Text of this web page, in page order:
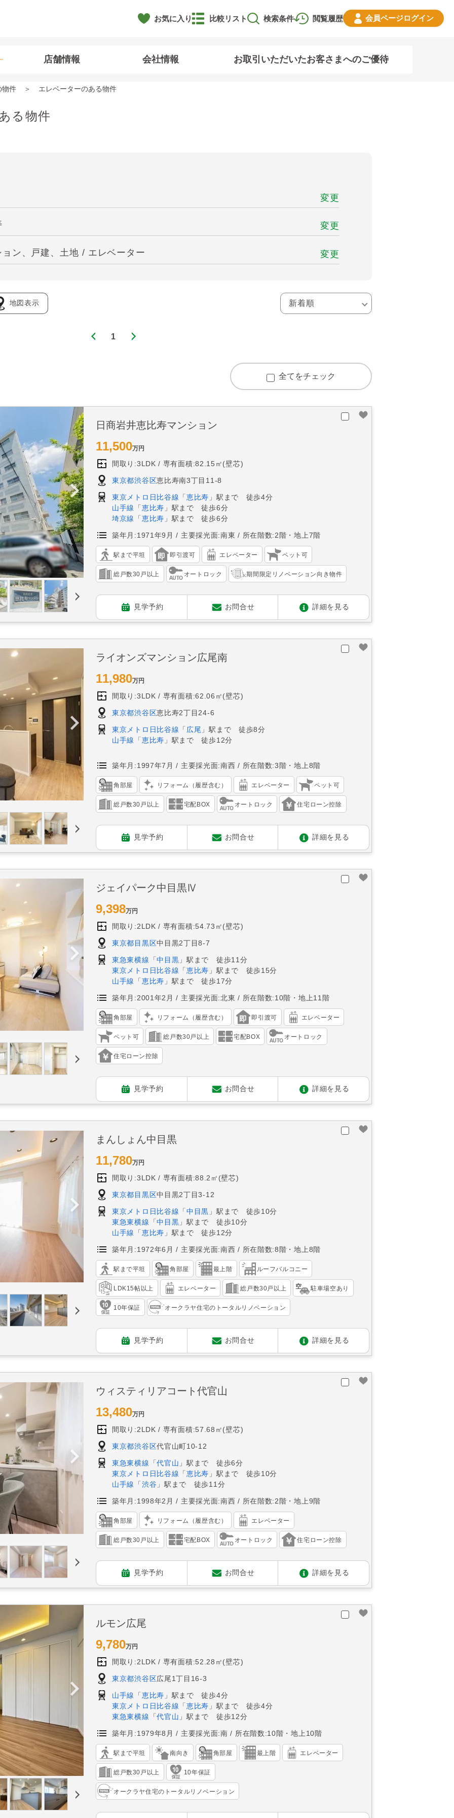
お気に入り 閲覧履歴
比較リスト 検索条件 会員ページログイン
店舗情報 会社情報 お取引いただいたお客さまへのご優待
物件 エレベーターのある物件
る物件
変更
変更
ン、戸建、土地 / エレベーター 変更
地図表示
1
全てをチェック
日商岩井恵比寿マンション
11,500万円
間取り:3LDK 専有面積:82.15㎡(壁芯)
東京都渋谷区恵比寿南3丁目11-8
東京メトロ日比谷線 「恵比寿 」駅まで 徒歩4分
山手線
「 恵比寿 」駅まで 徒歩6分
埼京線
「 恵比寿 」駅まで 徒歩6分
築年月:1971年9月 主要採光面:南東 所在階数:2階・地上7階
駅まで平坦 即引渡可 エレベーター ペット可
総戸数30戸以上 オートロック 期間限定リノベーション向き物件
見学予約 お問合せ 詳細を見る
ライオンズマンション広尾南
11,980万円
間取り:3LDK 専有面積:62.06㎡(壁芯)
東京都渋谷区恵比寿2丁目24-6
東京メトロ日比谷線 「 広尾 」駅まで 徒歩8分
山手線
「 恵比寿 」駅まで 徒歩12分
築年月:1997年7月 主要採光面:南西 所在階数:3階・地上8階
角部屋 リフォーム（履歴含む） エレベーター ペット可
総戸数30戸以上 宅配BOX オートロック 住宅ローン控除
見学予約 お問合せ 詳細を見る
ジェイパーク中目黒Ⅳ
9,398万円
間取り:2LDK 専有面積:54.73㎡(壁芯)
東京都目黒区中目黒2丁目8-7
東急東横線 「中目黒 」駅まで 徒歩11分
東京メトロ日比谷線 「恵比寿 」駅まで 徒歩15分
山手線
「 恵比寿 」駅まで 徒歩17分
築年月:2001年2月 主要採光面:北東 所在階数:10階・地上11階
角部屋 リフォーム（履歴含む） 即引渡可 エレベーター
ペット可 総戸数30戸以上 宅配BOX オートロック
住宅ローン控除
見学予約 お問合せ 詳細を見る
まんしょん中目黒
11,780万円
間取り:3LDK 専有面積:88.2㎡(壁芯)
東京都目黒区中目黒2丁目3-12
東京メトロ日比谷線 「中目黒 」駅まで 徒歩10分
東急東横線 「中目黒 」駅まで 徒歩10分
山手線
「 恵比寿 」駅まで 徒歩12分
築年月:1972年6月 主要採光面:南西 所在階数:8階・地上8階
駅まで平坦 角部屋 最上階 ルーフバルコニー
LDK15帖以上 エレベーター 総戸数30戸以上 駐車場空あり
10年保証 オークラヤ住宅のトータルリノベーション
見学予約 お問合せ 詳細を見る
ウィスティリアコート代官山
13,480万円
間取り:2LDK 専有面積:57.68㎡(壁芯)
東京都渋谷区代官山町10-12
東急東横線 「代官山 」駅まで 徒歩6分
東京メトロ日比谷線 「恵比寿 」駅まで 徒歩10分
山手線
「 渋谷 」駅まで 徒歩11分
築年月:1998年2月 主要採光面:南西 所在階数:2階・地上9階
角部屋 リフォーム（履歴含む） エレベーター
総戸数30戸以上 宅配BOX オートロック 住宅ローン控除
見学予約 お問合せ 詳細を見る
ルモン広尾
9,780万円
間取り:2LDK 専有面積:52.28㎡(壁芯)
東京都渋谷区広尾1丁目16-3
山手線 「 恵比寿 」駅まで 徒歩4分
東京メトロ日比谷線 「恵比寿 」駅まで 徒歩4分
東急東横線 「代官山 」駅まで 徒歩12分
築年月:1979年8月 主要採光面:南 所在階数:10階・地上10階
駅まで平坦 南向き 角部屋 最上階 エレベーター
総戸数30戸以上 10年保証
オークラヤ住宅のトータルリノベーション